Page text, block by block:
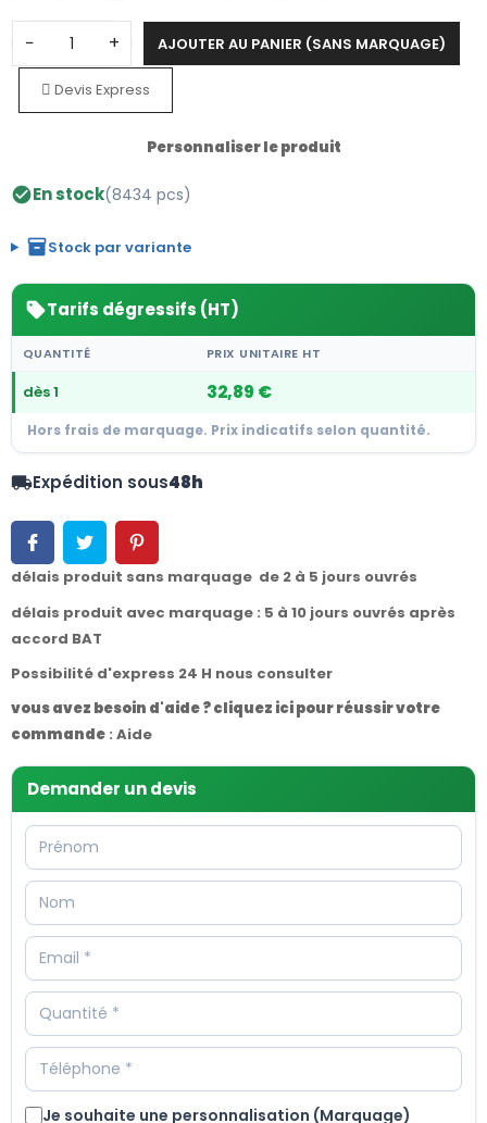
− + AJOUTER AU PANIER (SANS MARQUAGE)
Devis Express
Personnaliser le produit
check_circleEn stock(8434 pcs)
inventory_2Stock par variante
sellTarifs dégressifs (HT)
QUANTITÉ PRIX UNITAIRE HT
dès 1 32,89 €
Hors frais de marquage. Prix indicatifs selon quantité.
local_shippingExpédition sous48h
délais produit sans marquage de 2 à 5 jours ouvrés
délais produit avec marquage : 5 à 10 jours ouvrés après
accord BAT
Possibilité d'express 24 H nous consulter
vous avez besoin d'aide ? cliquez ici pour réussir votre
commande : Aide
Demander un devis
Je souhaite une personnalisation (Marquage)